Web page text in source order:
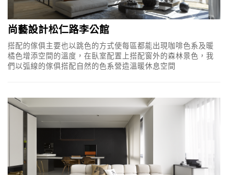
尚藝設計松仁路李公館
搭配的傢俱主要也以跳色的方式使每區都能出現咖啡色系及暖
橘色增添空間的溫度，在臥室配置上搭配窗外的森林景色，我
們以弧線的傢俱搭配自然的色系營造溫暖休息空間